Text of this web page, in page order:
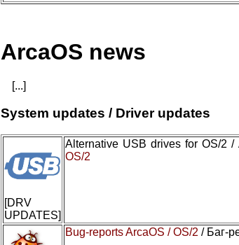
ArcaOS news
[...]
System updates / Driver updates
[DRV
UPDATES]
Alternative USB drives for OS/2
OS/2
Bug-reports ArcaOS / OS/2 / Баг-